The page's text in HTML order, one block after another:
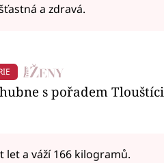
a zdravá.
s pořadem Tlouštíci
let a váží 166 kilogramů.